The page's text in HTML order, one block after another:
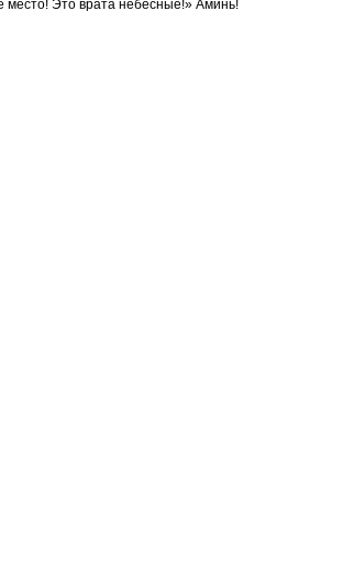
место! Это врата небесные!» Аминь!